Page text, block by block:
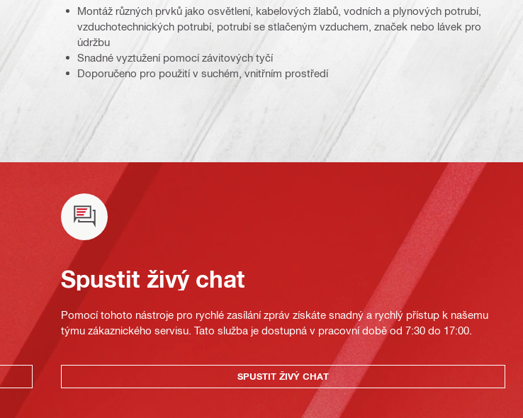
Montáž různých prvků jako osvětlení, kabelových žlabů, vodních a plynových potrubí,
vzduchotechnických potrubí, potrubí se stlačeným vzduchem, značek nebo lávek pro
údržbu
Snadné vyztužení pomocí závitových tyčí
Doporučeno pro použití v suchém, vnitřním prostředí
Spustit živý chat
Pomocí tohoto nástroje pro rychlé zasílání zpráv získáte snadný a rychlý přístup k našemu
týmu zákaznického servisu. Tato služba je dostupná v pracovní době od 7:30 do 17:00.
SPUSTIT ŽIVÝ CHAT